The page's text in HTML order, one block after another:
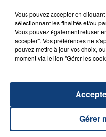
23 juillet 2026
INCENDIE MORTEL
SON BÉBÉ ENTRE LA
Un homme s'est
aspergé sa compagne
20 juillet 2026
Vous pouvez accepter en
sélectionnant les finalités et/ou
Vous pouvez également refuser
accepter". Vos préférences ne
pouvez mettre à jour vos choix,
moment via le lien "Gérer les
Gérer